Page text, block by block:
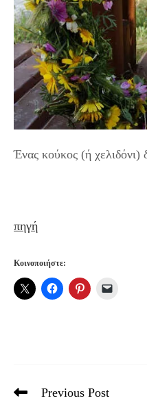
Ένας κούκος (ή χελιδόνι)
πηγή
Κοινοποιήστε:
Read
Previous Post